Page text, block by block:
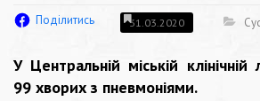
Поділитись 31.03.2020
У Центральній міській клінічній
99 хворих з пневмоніями.